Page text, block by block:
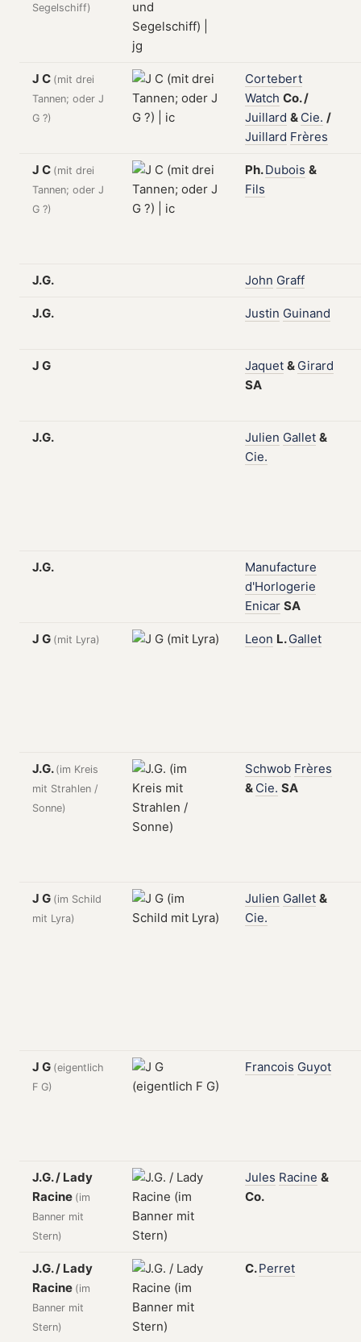
Segelschiff)
J C (mit drei
Tannen; oder J
G ?)
Cortebert
Watch Co./
Juillard & Cie. /
Juillard Frères
J C (mit drei
Tannen; oder J
G ?)
Ph.Dubois &
Fils
J.G. John Graff
J.G. Justin Guinand
J G Jaquet & Girard
SA
J.G. Julien Gallet &
Cie.
J.G.
Manufacture
d'Horlogerie
Enicar SA
J G (mit Lyra) Leon L.Gallet
J.G. (im Kreis
mit Strahlen /
Sonne)
Schwob Frères
& Cie. SA
J G (im Schild
mit Lyra)
Julien Gallet &
Cie.
J G (eigentlich
F G)
Francois Guyot
J.G. / Lady
Racine (im
Banner mit
Stern)
Jules Racine &
Co.
J.G. / Lady
Racine (im
Banner mit
Stern)
C.Perret